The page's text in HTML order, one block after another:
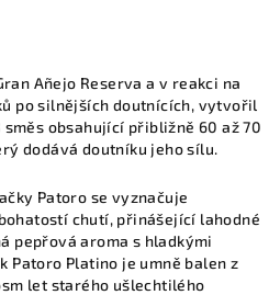
Añejo Reserva a v reakci na
po silnějších doutnících, vytvořil
obsahující přibližně 60 až 70
dodává doutníku jeho sílu.
Patoro se vyznačuje
chutí, přinášející lahodné
pepřová aroma s hladkými
Patoro Platino je umně balen z
let starého ušlechtilého